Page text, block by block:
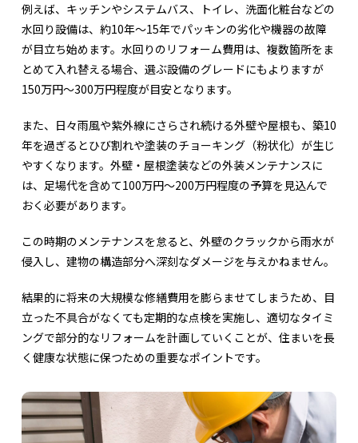
例えば、キッチンやシステムバス、トイレ、洗面化粧台などの
水回り設備は、約10年〜15年でパッキンの劣化や機器の故障
が目立ち始めます。水回りのリフォーム費用は、複数箇所をま
とめて入れ替える場合、選ぶ設備のグレードにもよりますが
150万円〜300万円程度が目安となります。
また、日々雨風や紫外線にさらされ続ける外壁や屋根も、築10
年を過ぎるとひび割れや塗装のチョーキング（粉状化）が生じ
やすくなります。外壁・屋根塗装などの外装メンテナンスに
は、足場代を含めて100万円〜200万円程度の予算を見込んで
おく必要があります。
この時期のメンテナンスを怠ると、外壁のクラックから雨水が
侵入し、建物の構造部分へ深刻なダメージを与えかねません。
結果的に将来の大規模な修繕費用を膨らませてしまうため、目
立った不具合がなくても定期的な点検を実施し、適切なタイミ
ングで部分的なリフォームを計画していくことが、住まいを長
く健康な状態に保つための重要なポイントです。